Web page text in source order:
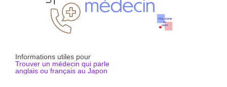
Informations utiles pour
Trouver un médecin qui parle
anglais ou français au Japon